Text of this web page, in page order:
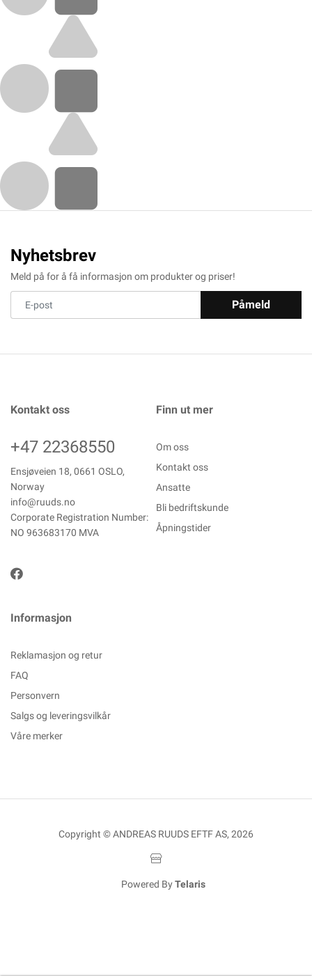
Nyhetsbrev
Meld på for å få informasjon om produkter og priser!
Påmeld
Kontakt oss
+47 22368550
Ensjøveien 18, 0661 OSLO,
Norway
info@ruuds.no
Corporate Registration Number:
NO 963683170 MVA
Finn ut mer
Om oss
Kontakt oss
Ansatte
Bli bedriftskunde
Åpningstider
Informasjon
Reklamasjon og retur
FAQ
Personvern
Salgs og leveringsvilkår
Våre merker
Copyright © ANDREAS RUUDS EFTF AS, 2026
Powered By Telaris